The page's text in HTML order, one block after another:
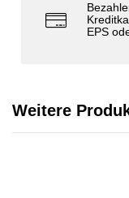
EPS
Weitere